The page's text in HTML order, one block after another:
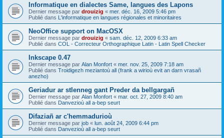
Informatique en dialectes Same, langues des Lapons
Dernier message par drouizig « mer. déc. 16, 2009 5:46 pm
Publié dans L'informatique en langues régionales et minoritaires
NeoOffice support on MacOSX
Dernier message par drouizig « sam. déc. 12, 2009 6:33 am
Publié dans COL - Correcteur Orthographique Latin - Latin Spell Checker
Inkscape 0.47
Dernier message par Alan Monfort « mer. nov. 25, 2009 7:18 am
Publié dans Troidigezh meziantoù all (frank a wirioù evit an darn vrasañ
anezho)
Geriadur ar stlenneg gant Preder da bellgargañ
Dernier message par Alan Monfort « mar. oct. 27, 2009 8:40 am
Publié dans Danvezioù all a-bep seurt
Difaziañ ar c'hemmadurioù
Dernier message par job « lun. août 24, 2009 6:44 pm
Publié dans Danvezioù all a-bep seurt